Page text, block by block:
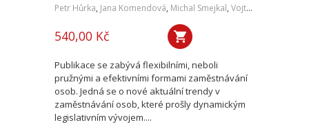
Petr Hůrka, Jana Komendová, Michal Smejkal, Vojtěch Kadlubiec
540,00 Kč
Publikace se zabývá flexibilními, neboli
pružnými a efektivními formami zaměstnávání
osob. Jedná se o nové aktuální trendy v
zaměstnávání osob, které prošly dynamickým
legislativním vývojem....